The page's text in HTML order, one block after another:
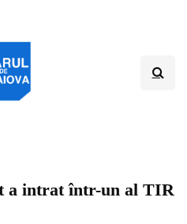
a intrat într-un al TIR